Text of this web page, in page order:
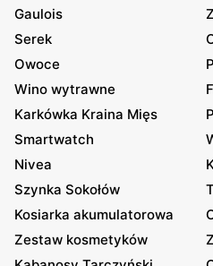
Gaulois
Serek
Owoce
Wino wytrawne
Karkówka Kraina Mięs
Smartwatch
Nivea
Szynka Sokołów
Kosiarka akumulatorowa
Zestaw kosmetyków